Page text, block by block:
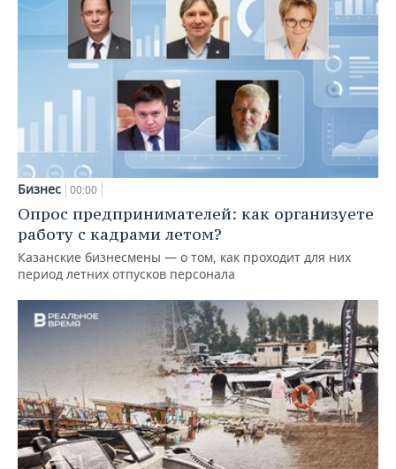
Бизнес 00:00
Опрос предпринимателей: как организуете
работу с кадрами летом?
Казанские бизнесмены — о том, как проходит для них
период летних отпусков персонала